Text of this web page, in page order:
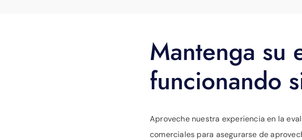
Mantenga su
funcionando
Aproveche nuestra experiencia en la
comerciales para asegurarse de